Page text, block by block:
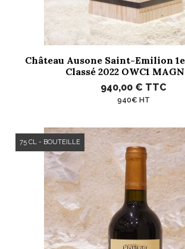
Château Ausone Saint-Emilion
Classé 2022 OWC1
940,00 € TTC
940€ HT
75 CL - BOUTEILLE